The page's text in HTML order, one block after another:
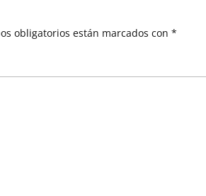
obligatorios están marcados con *